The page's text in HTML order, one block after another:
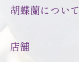
胡蝶蘭について
店舗